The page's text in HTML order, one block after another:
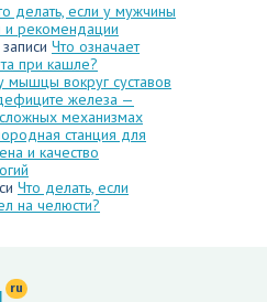
делать, если у мужчины
и рекомендации
Что означает
при кашле?
мышцы вокруг суставов
железа —
механизмах
станция для
и качество
Что делать, если
на челюсти?
ru